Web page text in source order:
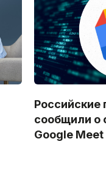
Российские
сообщили о
Google Meet